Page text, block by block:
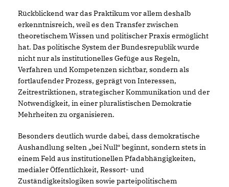
Rückblickend war das Praktikum vor allem deshalb
erkenntnisreich, weil es den Transfer zwischen
theoretischem Wissen und politischer Praxis ermöglicht
hat. Das politische System der Bundesrepublik wurde
nicht nur als institutionelles Gefüge aus Regeln,
Verfahren und Kompetenzen sichtbar, sondern als
fortlaufender Prozess, geprägt von Interessen,
Zeitrestriktionen, strategischer Kommunikation und der
Notwendigkeit, in einer pluralistischen Demokratie
Mehrheiten zu organisieren.
Besonders deutlich wurde dabei, dass demokratische
Aushandlung selten „bei Null“ beginnt, sondern stets in
einem Feld aus institutionellen Pfadabhängigkeiten,
medialer Öffentlichkeit, Ressort- und
Zuständigkeitslogiken sowie parteipolitischem